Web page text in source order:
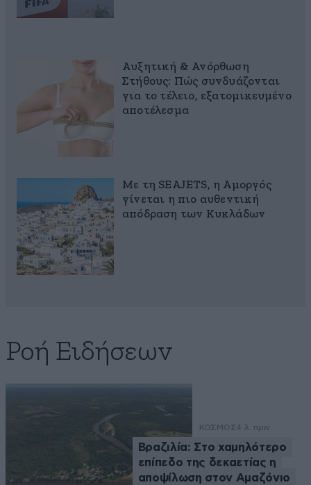
Αυξητική & Ανόρθωση
Στήθους: Πώς συνδυάζονται
για το τέλειο, εξατομικευμένο
αποτέλεσμα
Με τη SEAJETS, η Αμοργός
γίνεται η πιο αυθεντική
απόδραση των Κυκλάδων
Ροή Ειδήσεων
ΚΟΣΜΟΣ4 λ. πριν
Βραζιλία: Στο χαμηλότερο
επίπεδο της δεκαετίας η
αποψίλωση στον Αμαζόνιο